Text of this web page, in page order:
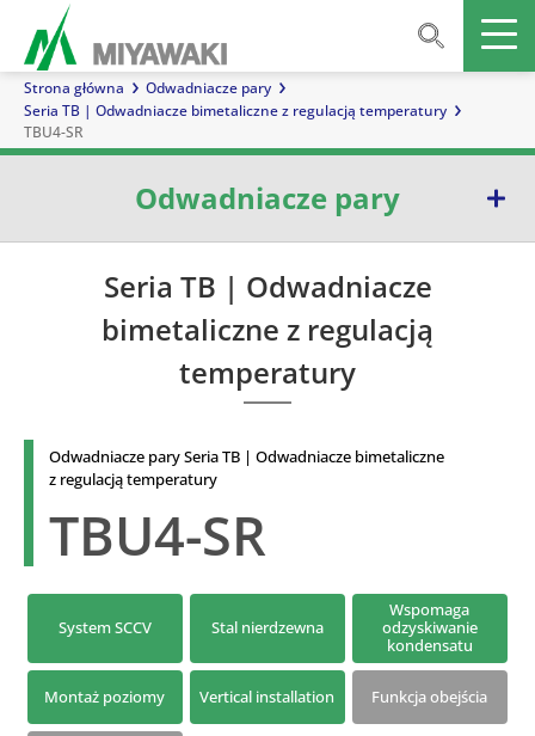
Strona główna
Odwadniacze pary
Seria TB | Odwadniacze bimetaliczne z regulacją temperatury
TBU4-SR
Odwadniacze pary
Seria G | Odwadniacze pływakowe
Seria TB | Odwadniacze bimetaliczne z regulacją temperatury
Seria W | Odwadniacze z termoelementem
Seria S | Termodynamiczne odwadniacze dyskowe
Odwadniacze z połączeniem dwuśrubowym
Seria TB | Odwadniacze
bimetaliczne z regulacją
temperatury
Odwadniacze pary Seria TB | Odwadniacze bimetaliczne
z regulacją temperatury
TBU4-SR
System SCCV Stal nierdzewna
Wspomaga
odzyskiwanie
kondensatu
Montaż poziomy Vertical installation Funkcja obejścia